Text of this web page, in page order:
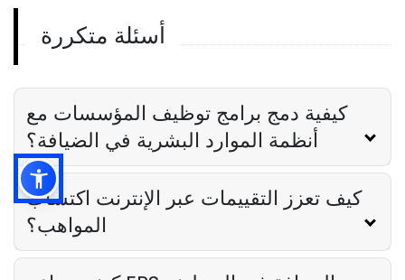
توظيف المواهب
Jeremy Marti Jun 23, 2023
أسئلة متكررة
كيفية دمج برامج توظيف المؤسسات مع
أنظمة الموارد البشرية في الضيافة؟
كيف تعزز التقييمات عبر الإنترنت اكتساب
المواهب؟